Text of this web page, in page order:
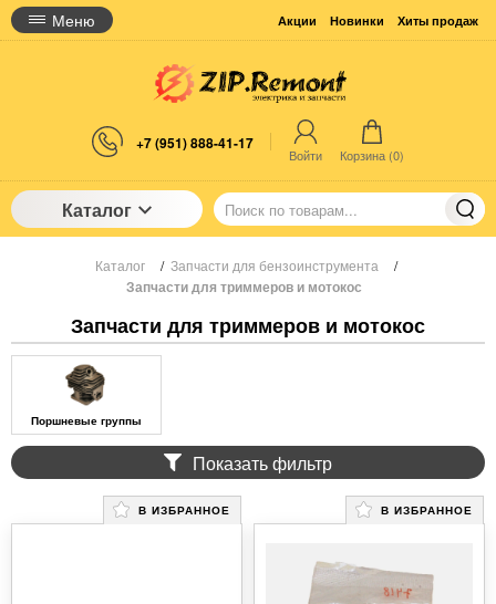
Меню Акции Новинки Хиты продаж
+7 (951) 888-41-17
Войти Корзина (0)
Каталог
Каталог / Запчасти для бензоинструмента /
Запчасти для триммеров и мотокос
Запчасти для триммеров и мотокос
Поршневые группы
Показать фильтр
В ИЗБРАННОЕ В ИЗБРАННОЕ